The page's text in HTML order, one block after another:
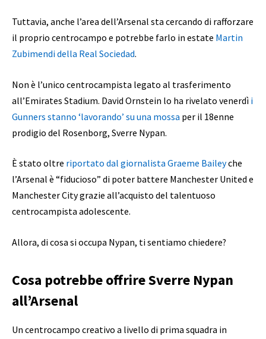
Tuttavia, anche l’area dell’Arsenal sta cercando di rafforzare
il proprio centrocampo e potrebbe farlo in estate Martin
Zubimendi della Real Sociedad.
Non è l’unico centrocampista legato al trasferimento
all’Emirates Stadium. David Ornstein lo ha rivelato venerdì i
Gunners stanno ‘lavorando’ su una mossa per il 18enne
prodigio del Rosenborg, Sverre Nypan.
È stato oltre riportato dal giornalista Graeme Baileyche
l’Arsenal è “fiducioso” di poter battere Manchester United e
Manchester City grazie all’acquisto del talentuoso
centrocampista adolescente.
Allora, di cosa si occupa Nypan, ti sentiamo chiedere?
Cosa potrebbe offrire Sverre Nypan
all’Arsenal
Un centrocampo creativo a livello di prima squadra in